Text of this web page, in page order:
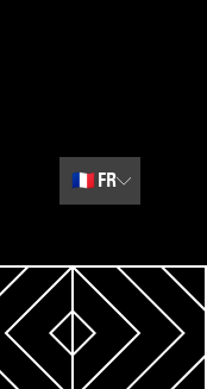
🇫🇷 FR